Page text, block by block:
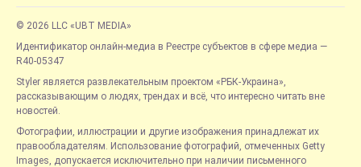
© 2026 LLC «UBT MEDIA»
Идентификатор онлайн-медиа в Реестре субъектов в сфере медиа —
R40-05347
Styler является развлекательным проектом «РБК-Украина»,
рассказывающим о людях, трендах и всё, что интересно читать вне
новостей.
Фотографии, иллюстрации и другие изображения принадлежат их
правообладателям. Использование фотографий, отмеченных Getty
Images, допускается исключительно при наличии письменного